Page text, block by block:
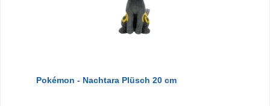
Pokémon - Nachtara Plüsch 20 cm